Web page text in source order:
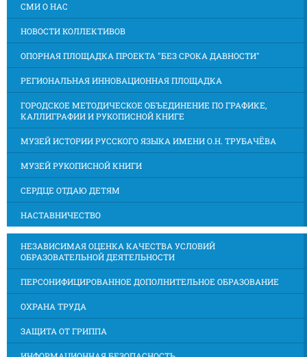
СМИ О НАС
НОВОСТИ КОЛЛЕКТИВОВ
ОПОРНАЯ ПЛОЩАДКА ПРОЕКТА "БЕЗ СРОКА ДАВНОСТИ"
РЕГИОНАЛЬНАЯ ИННОВАЦИОННАЯ ПЛОЩАДКА
ГОРОДСКОЕ МЕТОДИЧЕСКОЕ ОБЪЕДИНЕНИЕ ПО ГРАФИКЕ,
КАЛЛИГРАФИИ И РУКОПИСНОЙ КНИГЕ
МУЗЕЙ ИСТОРИИ РУССКОГО ЯЗЫКА ИМЕНИ О.Н. ТРУБАЧЁВА
МУЗЕЙ РУКОПИСНОЙ КНИГИ
СЕРДЦЕ ОТДАЮ ДЕТЯМ
НАСТАВНИЧЕСТВО
НЕЗАВИСИМАЯ ОЦЕНКА КАЧЕСТВА УСЛОВИЙ
ОБРАЗОВАТЕЛЬНОЙ ДЕЯТЕЛЬНОСТИ
ПЕРСОНИФИЦИРОВАННОЕ ДОПОЛНИТЕЛЬНОЕ ОБРАЗОВАНИЕ
ОХРАНА ТРУДА
ЗАЩИТА ОТ ГРИППА